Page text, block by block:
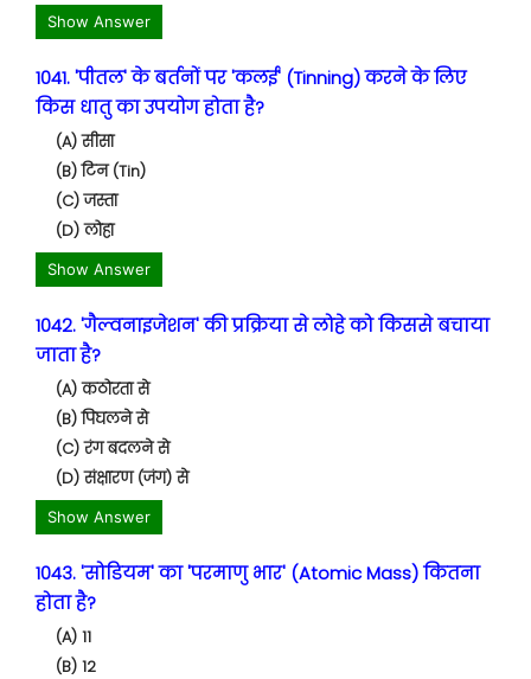
Show Answer
1041. 'पीतल' के बर्तनों पर 'कलई' (Tinning) करने के लिए
किस धातु का उपयोग होता है?
(A) सीसा
(B) टिन (Tin)
(C) जस्ता
(D) लोहा
Show Answer
1042. 'गैल्वनाइजेशन' की प्रक्रिया से लोहे को किससे बचाया
जाता है?
(A) कठोरता से
(B) पिघलने से
(C) रंग बदलने से
(D) संक्षारण (जंग) से
Show Answer
1043. 'सोडियम' का 'परमाणु भार' (Atomic Mass) कितना
होता है?
(A) 11
(B) 12